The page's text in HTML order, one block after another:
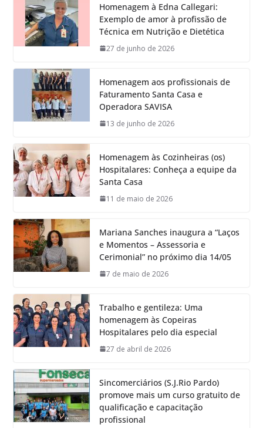
Homenagem à Edna Callegari:
Exemplo de amor à profissão de
Técnica em Nutrição e Dietética
27 de junho de 2026
Homenagem aos profissionais de
Faturamento Santa Casa e
Operadora SAVISA
13 de junho de 2026
Homenagem às Cozinheiras (os)
Hospitalares: Conheça a equipe da
Santa Casa
11 de maio de 2026
Mariana Sanches inaugura a “Laços
e Momentos – Assessoria e
Cerimonial” no próximo dia 14/05
7 de maio de 2026
Trabalho e gentileza: Uma
homenagem às Copeiras
Hospitalares pelo dia especial
27 de abril de 2026
Sincomerciários (S.J.Rio Pardo)
promove mais um curso gratuito de
qualificação e capacitação
profissional